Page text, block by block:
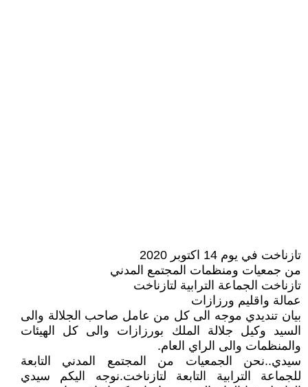
تازناخت في يوم 14 اكتوبر 2020
من جمعيات ومنظمات المجتمع المدني
تازناخت الجماعة الترابية لتازناخت
عمالة واقليم ورزازات
بيان تنديدي موجه الى كل من عامل صاحب الجلالة والى
السيد وكيل جلالة الملك بورزازات والى كل الهيئات
والمنظمات والى الراي العام.
سيدي..نحن الجمعيات من المجتمع المدني التابعة
للجماعة الترابية التابعة لتازناخت.نوجه اليكم سيدي